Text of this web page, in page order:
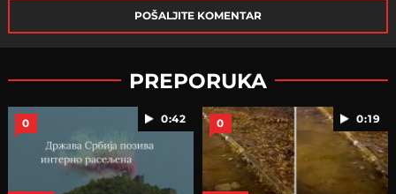
POŠALJITE KOMENTAR
PREPORUKA
0:42
0 0:19
0